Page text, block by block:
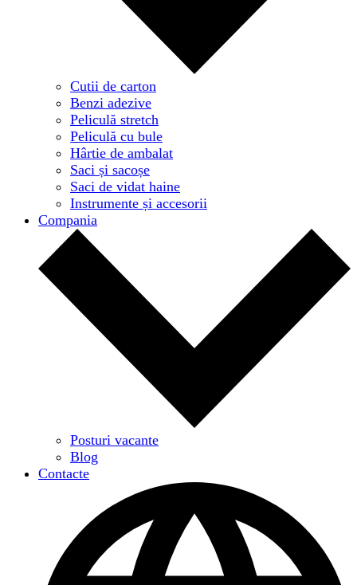
Cutii de carton
Benzi adezive
Peliculă stretch
Peliculă cu bule
Hârtie de ambalat
Saci și sacoșe
Saci de vidat haine
Instrumente și accesorii
Compania
Posturi vacante
Blog
Contacte